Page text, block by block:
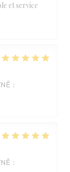
et service
:
: